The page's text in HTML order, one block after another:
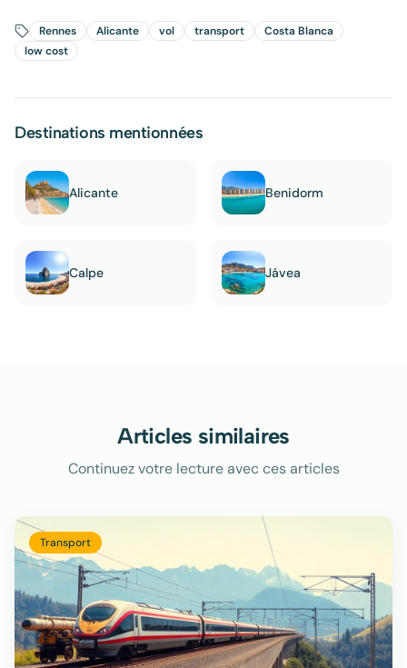
Rennes Alicante vol transport
Costa Blanca
low cost
Destinations mentionnées
Alicante Benidorm
Calpe Jávea
Articles similaires
Continuez votre lecture avec ces articles
Transport